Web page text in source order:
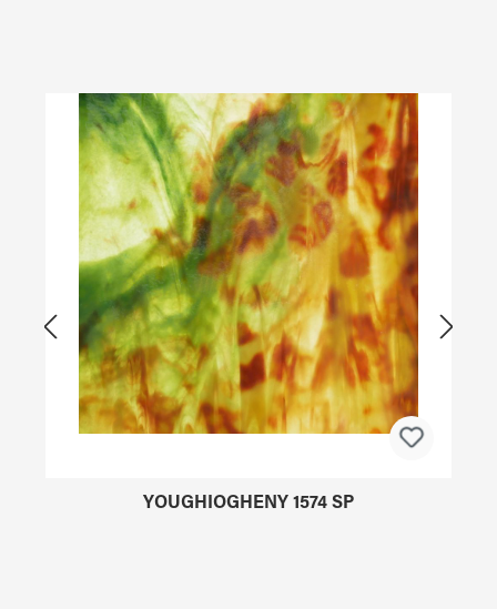
Produktgalerie überspringen
YOUGHIOGHENY 1574 SP